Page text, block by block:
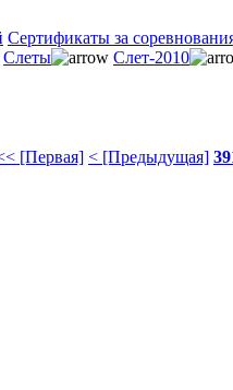
Сертификаты за
Слеты Слет-2010
[Первая] < [Предыдущая]